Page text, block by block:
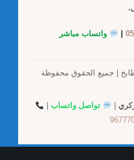
واتساب مباشر
| جميع الحقوق محفوظة
تواصل واتساب